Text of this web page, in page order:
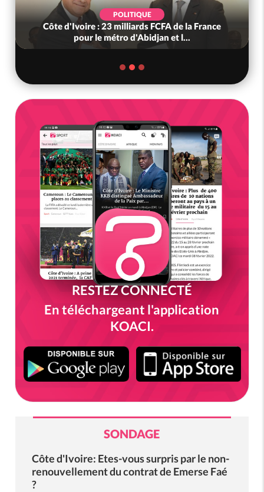
POLITIQUE
Côte d'Ivoire : 23 milliards FCFA de la France
pour le métro d'Abidjan et l...
RESTEZ CONNECTÉ
En téléchargeant l'application
KOACI.
SONDAGE
Côte d'Ivoire: Etes-vous surpris par le non-
renouvellement du contrat de Emerse Faé
?